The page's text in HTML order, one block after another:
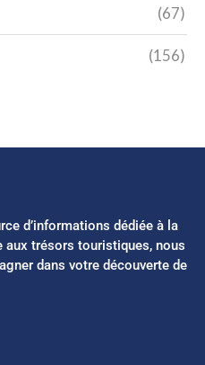
(67)
(156)
d’informations dédiée à la
aux trésors touristiques, nous
dans votre découverte de